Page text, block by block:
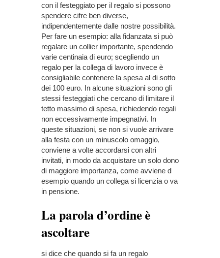
con il festeggiato per il regalo si possono
spendere cifre ben diverse,
indipendentemente dalle nostre possibilità.
Per fare un esempio: alla fidanzata si può
regalare un collier importante, spendendo
varie centinaia di euro; scegliendo un
regalo per la collega di lavoro invece è
consigliabile contenere la spesa al di sotto
dei 100 euro. In alcune situazioni sono gli
stessi festeggiati che cercano di limitare il
tetto massimo di spesa, richiedendo regali
non eccessivamente impegnativi. In
queste situazioni, se non si vuole arrivare
alla festa con un minuscolo omaggio,
conviene a volte accordarsi con altri
invitati, in modo da acquistare un solo dono
di maggiore importanza, come avviene d
esempio quando un collega si licenzia o va
in pensione.
La parola d’ordine è
ascoltare
si dice che quando si fa un regalo